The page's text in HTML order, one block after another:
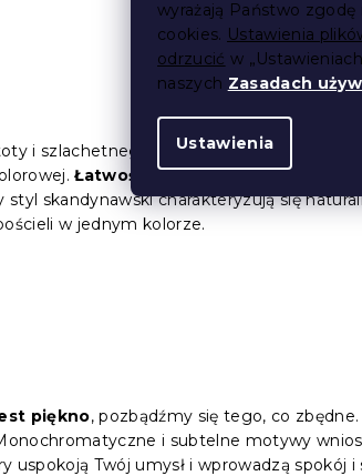
wyrażają Państwo
cookies. Ustawienia
odrzucić w
naszych Zasadach
Ustawienia
i szlachetnego stylu mogą wybierać
Łatwość łączenia z wnętrzem i
styl skandynawski charakteryzują się
w jednym kolorze.
piękno, pozbądźmy się tego, co
i subtelne motywy
uspokoją Twój umysł i wprowadzą spokój